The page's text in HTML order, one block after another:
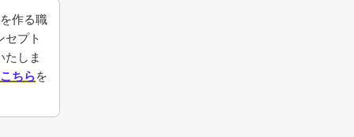
作る職
セプト
たしま
ちらを